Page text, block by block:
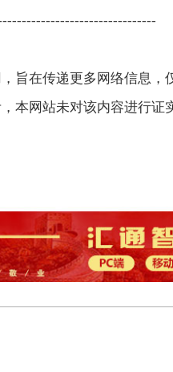
旨在传递更多网络信息，
本网站未对该内容进行证